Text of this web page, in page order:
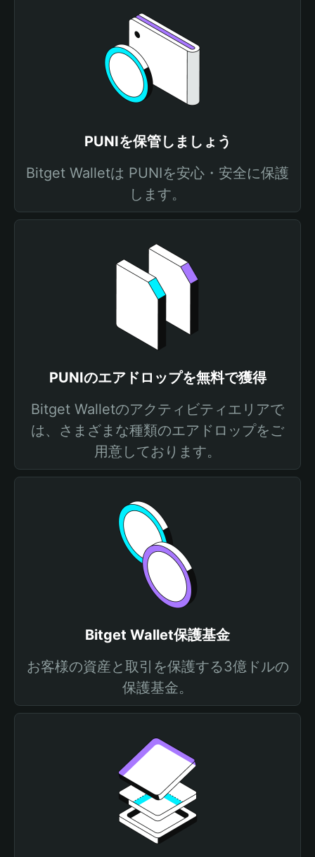
PUNIを保管しましょう
Bitget Walletは PUNIを安心・安全に保護
します。
PUNIのエアドロップを無料で獲得
Bitget Walletのアクティビティエリアで
は、さまざまな種類のエアドロップをご
用意しております。
Bitget Wallet保護基金
お客様の資産と取引を保護する3億ドルの
保護基金。